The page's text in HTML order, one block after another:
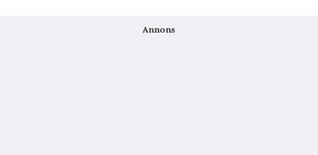
Annons